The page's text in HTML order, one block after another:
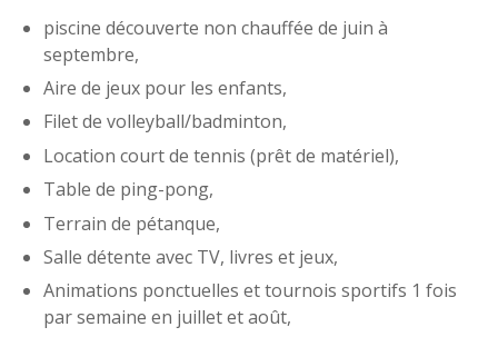
piscine découverte non chauffée de juin à
septembre,
Aire de jeux pour les enfants,
Filet de volleyball/badminton,
Location court de tennis (prêt de matériel),
Table de ping-pong,
Terrain de pétanque,
Salle détente avec TV, livres et jeux,
Animations ponctuelles et tournois sportifs 1 fois
par semaine en juillet et août,